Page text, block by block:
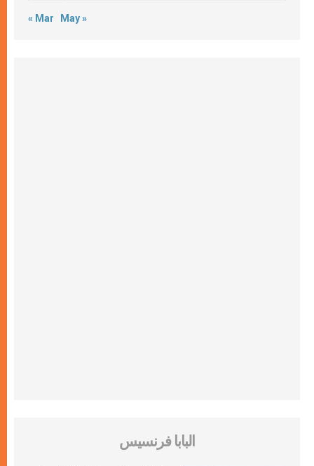
« Mar May »
البابا فرنسيس